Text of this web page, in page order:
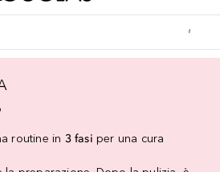
routine in 3 fasiper una cura